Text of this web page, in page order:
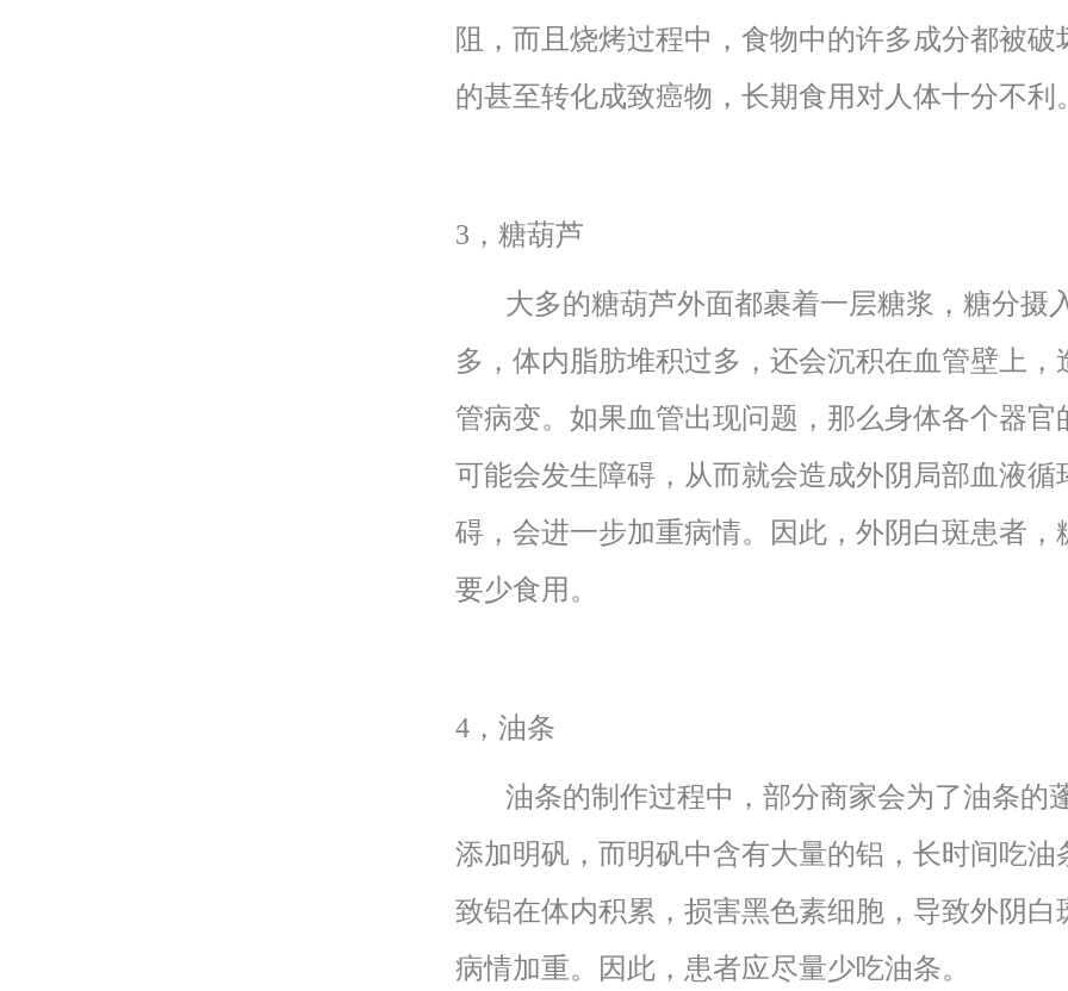
阻，而且烧烤过程中，食物中的许多成分都被破
的甚至转化成致癌物，长期食用对人体十分不利。
3，糖葫芦
大多的糖葫芦外面都裹着一层糖浆，糖分摄
多，体内脂肪堆积过多，还会沉积在血管壁上，
管病变。如果血管出现问题，那么身体各个器官
可能会发生障碍，从而就会造成外阴局部血液循
碍，会进一步加重病情。因此，外阴白斑患者，
要少食用。
4，油条
油条的制作过程中，部分商家会为了油条的
添加明矾，而明矾中含有大量的铝，长时间吃油
致铝在体内积累，损害黑色素细胞，导致外阴白
病情加重。因此，患者应尽量少吃油条。